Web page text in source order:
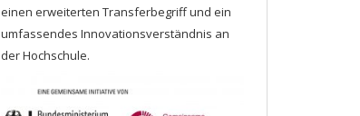
einen erweiterten Transferbegriff und ein
umfassendes Innovationsverständnis an
der Hochschule.